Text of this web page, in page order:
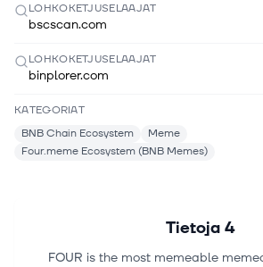
LOHKOKETJUSELAAJAT
bscscan.com
LOHKOKETJUSELAAJAT
binplorer.com
KATEGORIAT
BNB Chain Ecosystem
Meme
Four.meme Ecosystem (BNB Memes)
Tietoja 4
FOUR is the most memeable